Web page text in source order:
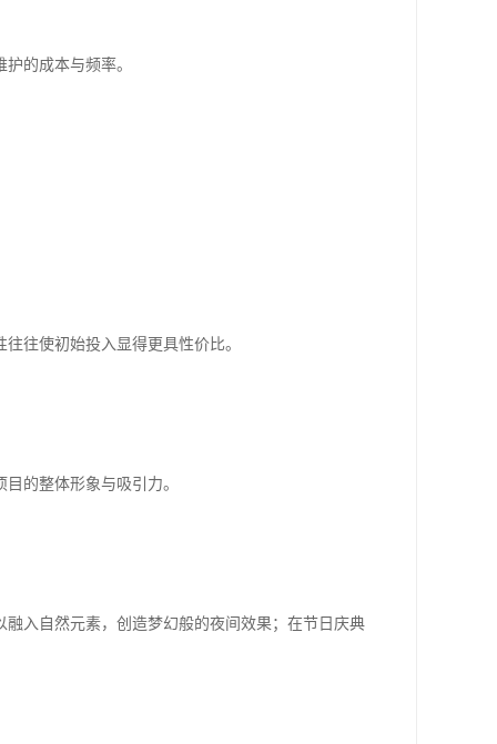
的成本与频率。
往使初始投入显得更具性价比。
的整体形象与吸引力。
入自然元素，创造梦幻般的夜间效果；在节日庆典